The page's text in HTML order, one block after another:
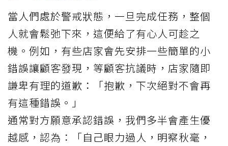
當人們處於警戒狀態，一旦完成任務，整個
人就會鬆弛下來，這便給了有心人可趁之
機。例如，有些店家會先安排一些簡單的小
錯誤讓顧客發現，等顧客抗議時，店家隨即
謙卑有理的道歉：「抱歉，下次絕對不會再
有這種錯誤。」
通常對方願意承認錯誤，我們多半會產生優
越感，認為：「自己眼力過人，明察秋毫，